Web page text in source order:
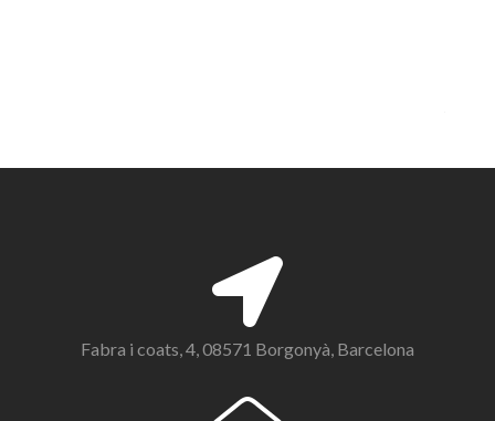
Fabra i coats, 4, 08571 Borgonyà, Barcelona